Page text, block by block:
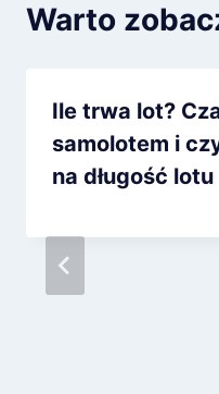
Warto
Ile trwa lot?
samolotem i
na długość lotu